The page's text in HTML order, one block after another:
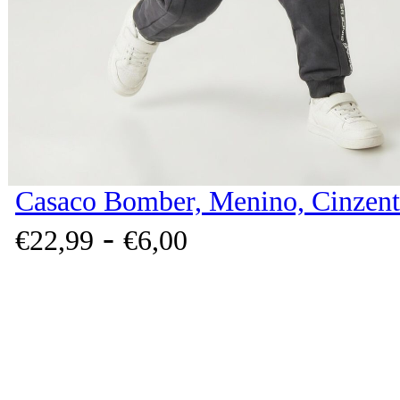
Casaco Bomber, Menino,
€22,99 - €6,00